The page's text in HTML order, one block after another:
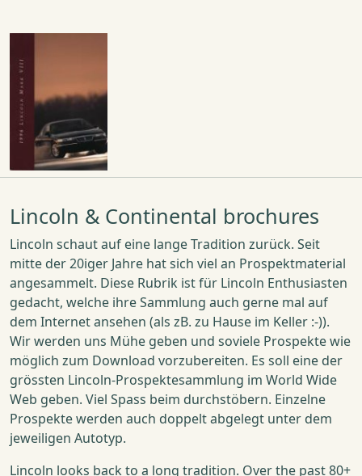
Lincoln & Continental brochures
Lincoln schaut auf eine lange Tradition zurück. Seit
mitte der 20iger Jahre hat sich viel an Prospektmaterial
angesammelt. Diese Rubrik ist für Lincoln Enthusiasten
gedacht, welche ihre Sammlung auch gerne mal auf
dem Internet ansehen (als zB. zu Hause im Keller :-)).
Wir werden uns Mühe geben und soviele Prospekte wie
möglich zum Download vorzubereiten. Es soll eine der
grössten Lincoln-Prospektesammlung im World Wide
Web geben. Viel Spass beim durchstöbern. Einzelne
Prospekte werden auch doppelt abgelegt unter dem
jeweiligen Autotyp.
Lincoln looks back to a long tradition. Over the past 80+